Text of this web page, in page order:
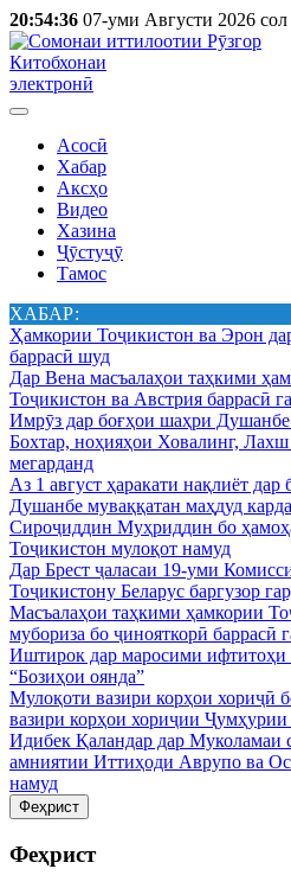
20:54:36 07-уми Августи 2026 сол
Китобхонаи
электронӣ
Асосӣ
Хабар
Аксҳо
Видео
Хазина
Ҷӯстуҷӯ
Тамос
ХАБАР:
Ҳамкории Тоҷикистон ва Эрон
баррасӣ шуд
Дар Вена масъалаҳои таҳкими
Тоҷикистон ва Австрия баррасӣ
Имрӯз дар боғҳои шаҳри
Бохтар, ноҳияҳои Ховалинг, Лахш
мегарданд
Аз 1 август ҳаракати нақлиёт дар
Душанбе муваққатан маҳдуд
Сироҷиддин Муҳриддин бо
Тоҷикистон мулоқот намуд
Дар Брест ҷаласаи 19-уми
Тоҷикистону Беларус баргузор
Масъалаҳои таҳкими ҳамкории
мубориза бо ҷинояткорӣ баррасӣ
Иштирок дар маросими ифтитоҳи
“Бозиҳои оянда”
Мулоқоти вазири корҳои хориҷӣ
вазири корҳои хориҷии
Идибек Қаландар дар Муколамаи
амниятии Иттиҳоди Аврупо ва
намуд
Феҳрист
Феҳрист